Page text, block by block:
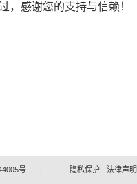
，感谢您的支持与信赖！
号 | 隐私保护 法律声明